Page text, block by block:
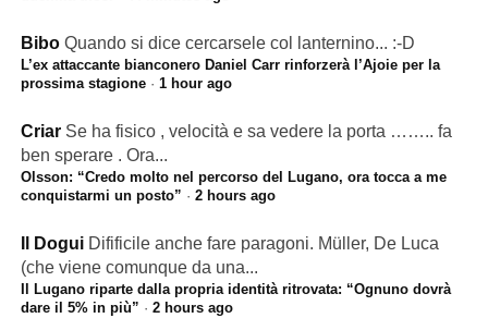
Bibo Quando si dice cercarsele col lanternino... :-D
L’ex attaccante bianconero Daniel Carr rinforzerà l’Ajoie per la
prossima stagione· 1 hour ago
Criar Se ha fisico , velocità e sa vedere la porta …….. fa
ben sperare . Ora...
Olsson: “Credo molto nel percorso del Lugano, ora tocca a me
conquistarmi un posto” · 2 hours ago
Il Dogui Difificile anche fare paragoni. Müller, De Luca
(che viene comunque da una...
Il Lugano riparte dalla propria identità ritrovata: “Ognuno dovrà
dare il 5% in più” · 2 hours ago